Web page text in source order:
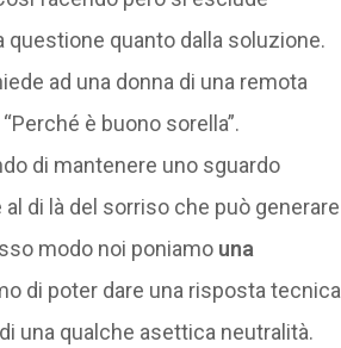
quanto dalla soluzione.
ad una donna di una remota
è buono sorella”.
di mantenere uno sguardo
di là del sorriso che può generare
modo noi poniamo una
di poter dare una risposta tecnica
una qualche asettica neutralità.